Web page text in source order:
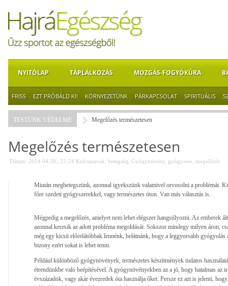
NYITÓLAP TÁPLÁLKOZÁS MOZGÁS-FOGYÓKÚRA
FRISS EZT PRÓBÁLD KI! KÖRNYEZETÜNK PÁRKAPCSOLAT SPIRITUÁLIS
TESTÜNK VÉDELME Megelőzés természetesen
Megelőzés természetesen
Dátum: 2014.04.20., 21:24 Kulcsszavak: betegség Gyógynövény gyógyszer megelőzés
Miután megbetegszünk, azonnal igyekszünk valamivel orvosolni a problémát.
főre szedett gyógyszerekkel, vagy természetes úton. Van más választás is.
Mégpedig a megelőzés, amelyet nem lehet elégszer hangsúlyozni. Az emberek
azonnal keresik az adott probléma megoldását. Sokszor mindegy milyen áron,
még egy kicsit előrelátóbbak lennénk, belátnánk, hogy a leggyorsabb gyógyulás
bizony ezért sokat is lehet tenni.
Például különböző gyógynövények, természetes készítmények tudatos
étrendünkbe való beépítésével. A gyógynövényekben az a jó, hogy hatalmas az
évszázadok, vagy akár évezredek óta használja őket. Persze ez azt is jelenti,